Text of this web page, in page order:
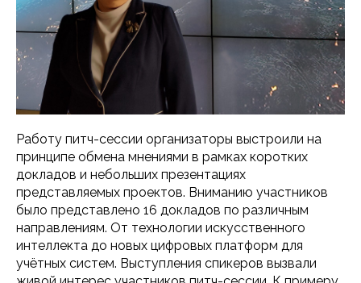
Работу питч-сессии организаторы выстроили на
принципе обмена мнениями в рамках коротких
докладов и небольших презентациях
представляемых проектов. Вниманию участников
было представлено 16 докладов по различным
направлениям. От технологии искусственного
интеллекта до новых цифровых платформ для
учётных систем. Выступления спикеров вызвали